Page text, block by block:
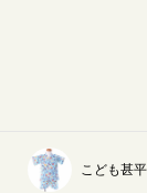
こども甚平